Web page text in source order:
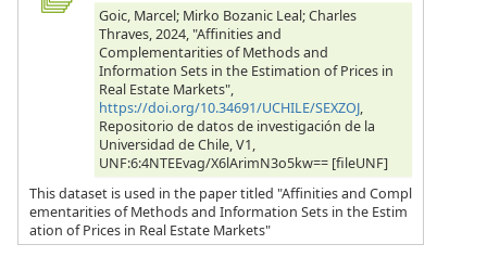
Goic, Marcel; Mirko Bozanic Leal; Charles
Thraves, 2024, "Affinities and
Complementarities of Methods and
Information Sets in the Estimation of Prices in
Real Estate Markets",
https://doi.org/10.34691/UCHILE/SEXZOJ,
Repositorio de datos de investigación de la
Universidad de Chile, V1,
UNF:6:4NTEEvag/X6lArimN3o5kw== [fileUNF]
This dataset is used in the paper titled "Affinities and Compl
ementarities of Methods and Information Sets in the Estim
ation of Prices in Real Estate Markets"